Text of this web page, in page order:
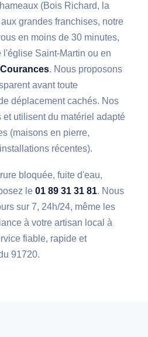
(Bois Richard, la
grandes franchises, notre
en moins de 30 minutes,
Saint-Martin ou en
Courances. Nous proposons
avant toute
déplacement cachés. Nos
utilisent du matériel adapté
(maisons en pierre,
récentes).
bloquée, fuite d'eau,
le01 89 31 31 81. Nous
sur 7, 24h/24, même les
à votre artisan local à
fiable, rapide et
91720.